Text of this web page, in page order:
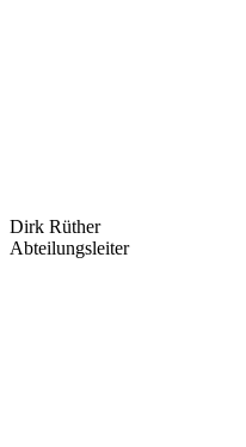
Dirk Rüther
Abteilungsleiter